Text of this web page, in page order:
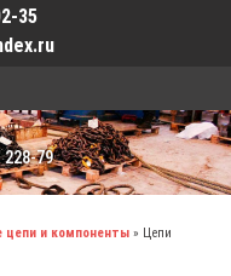
35
79
цепи и компоненты » Цепи